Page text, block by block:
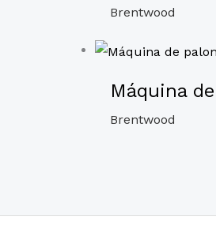
Brentwood
Máquina
Brentwood